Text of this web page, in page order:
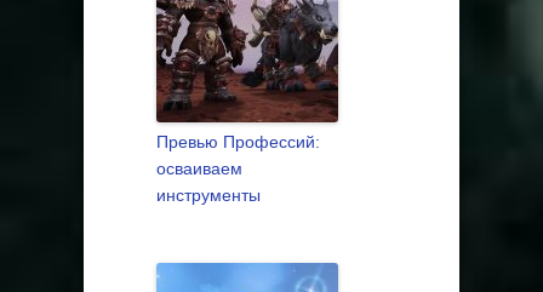
Превью Профессий:
осваиваем
инструменты